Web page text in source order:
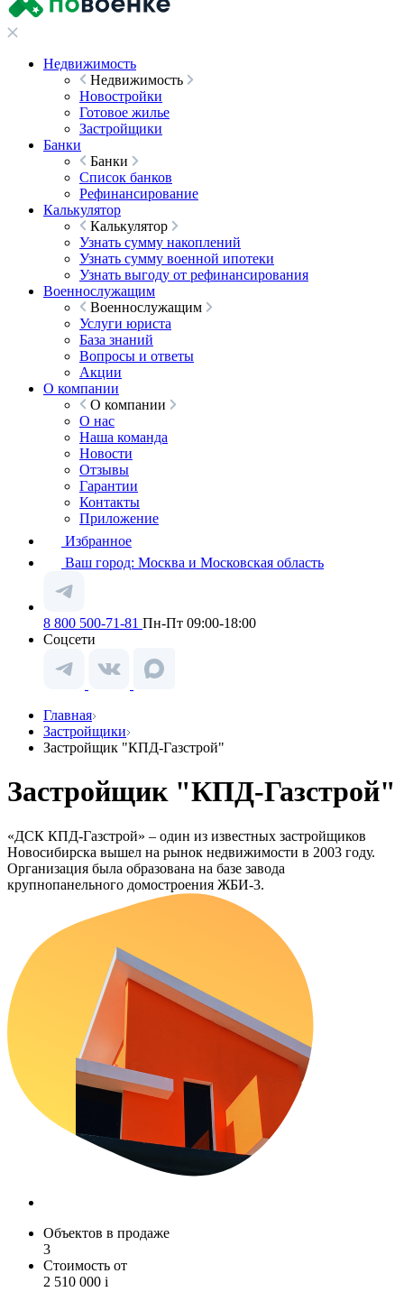
Недвижимость
Недвижимость
Новостройки
Готовое жилье
Застройщики
Банки
Банки
Список банков
Рефинансирование
Калькулятор
Калькулятор
Узнать сумму накоплений
Узнать сумму военной ипотеки
Узнать выгоду от рефинансирования
Военнослужащим
Военнослужащим
Услуги юриста
База знаний
Вопросы и ответы
Акции
О компании
О компании
О нас
Наша команда
Новости
Отзывы
Гарантии
Контакты
Приложение
Избранное
Ваш город: Москва и Московская область
8 800 500-71-81 Пн-Пт 09:00-18:00
Соцсети
Главная
Застройщики
Застройщик "КПД-Газстрой"
Застройщик "КПД-Газстрой"
«ДСК КПД-Газстрой» – один из известных застройщиков
Новосибирска вышел на рынок недвижимости в 2003 году.
Организация была образована на базе завода
крупнопанельного домостроения ЖБИ-3.
Объектов в продаже
3
Стоимость от
2 510 000 i